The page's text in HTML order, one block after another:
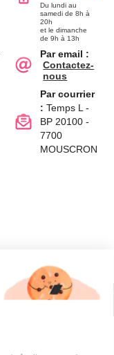
Du lundi au
samedi de 8h à
20h
et le dimanche
de 9h à 13h
Par email :
Contactez-
nous
Par courrier
: Temps L -
BP 20100 -
7700
MOUSCRON
Conditions
générales de